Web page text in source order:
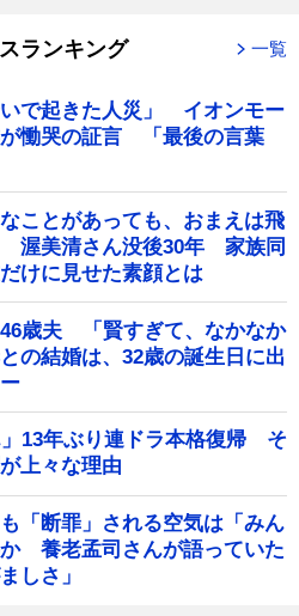
ランキング 一覧
いで起きた人災」 イオンモー
慟哭の証言 「最後の言葉
ことがあっても、おまえは飛
渥美清さん没後30年 家族同
けに見せた素顔とは
歳夫 「賢すぎて、なかなか
の結婚は、32歳の誕生日に出
13年ぶり連ドラ本格復帰 そ
上々な理由
「断罪」される空気は「みん
養老孟司さんが語っていた
しさ」